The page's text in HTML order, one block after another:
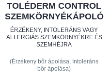
TOLÉDERM CONTROL
SZEMKÖRNYÉKÁPOLÓ
ÉRZÉKENY, INTOLERÁNS VAGY
ALLERGIÁS SZEMKÖRNYÉKRE ÉS
SZEMHÉJRA
(Érzékeny bőr ápolása, Intoleráns
bőr ápolása)